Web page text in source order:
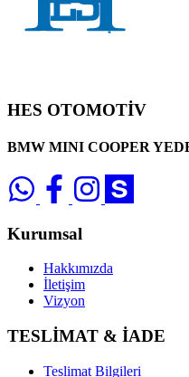
HES OTOMOTİV
BMW MINI COOPER
Kurumsal
Hakkımızda
İletişim
Vizyon
TESLİMAT & İADE
Teslimat Bilgileri